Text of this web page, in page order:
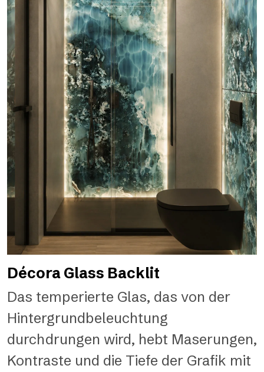
Décora Glass Backlit
Das temperierte Glas, das von der
Hintergrundbeleuchtung
durchdrungen wird, hebt Maserungen,
Kontraste und die Tiefe der Grafik mit